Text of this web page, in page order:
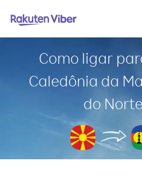
Como ligar
Caledônia da
do